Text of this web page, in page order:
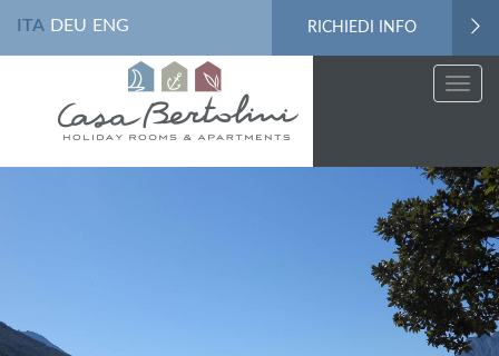
ITA DEU ENG RICHIEDI INFO